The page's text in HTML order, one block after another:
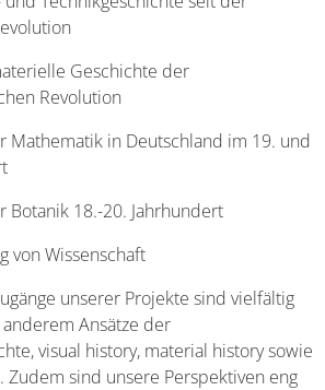
Geschichte der
Revolution
Mathematik in Deutschland im 19. und
Botanik 18.-20. Jahrhundert
von Wissenschaft
unserer Projekte sind vielfältig
Ansätze der
visual history, material history sowie
Zudem sind unsere Perspektiven eng